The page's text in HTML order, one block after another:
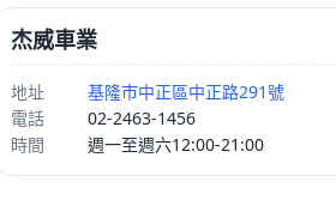
杰威車業
地址
基隆市中正區中正路291號
電話
02-2463-1456
時間
週一至週六12:00-21:00